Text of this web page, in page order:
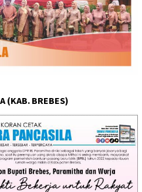
(KAB. BREBES)